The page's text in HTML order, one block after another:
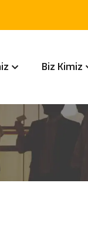
Biz Kimiz